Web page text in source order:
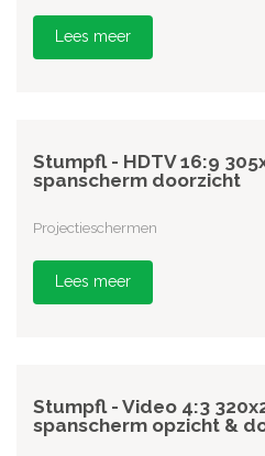
Lees meer
Stumpfl - HDTV 16:9
spanscherm doorzicht
Projectieschermen
Lees meer
Stumpfl - Video 4:3
spanscherm opzicht &